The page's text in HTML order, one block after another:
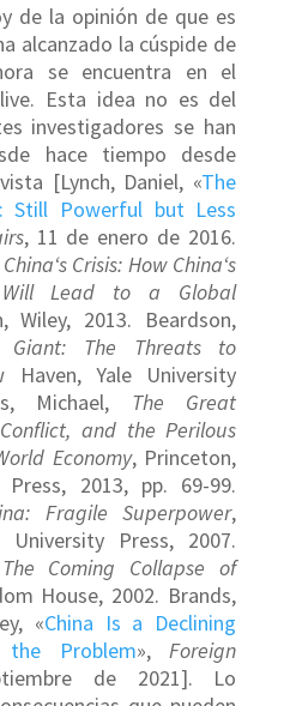
de la opinión de que es
alcanzado la cúspide de
se encuentra en el
Esta idea no es del
investigadores se han
hace tiempo desde
[Lynch, Daniel, «The
Still Powerful but Less
, 11 de enero de 2016.
China‘s Crisis: How China‘s
Will Lead to a Global
Wiley, 2013. Beardson,
Giant: The Threats to
Haven, Yale University
Michael, The Great
and the Perilous
Economy, Princeton,
2013, pp. 69-99.
: Fragile Superpower,
Press, 2007.
The Coming Collapse of
House, 2002. Brands,
«China Is a Declining
the Problem»,Foreign
de 2021]. Lo